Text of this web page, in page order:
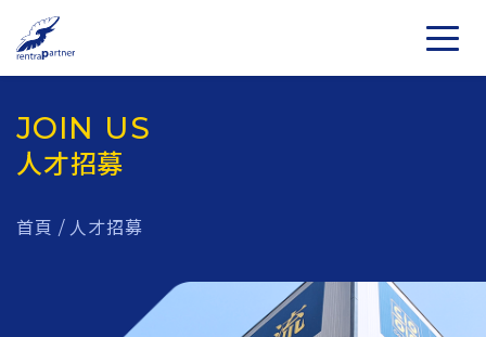
JOIN US
人才招募
首頁 / 人才招募